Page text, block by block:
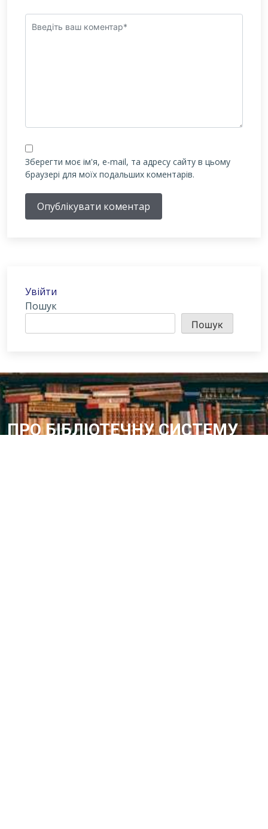
Зберегти моє ім'я, e-mail, та адресу сайту в цьому
браузері для моїх подальших коментарів.
Опублікувати коментар
Увійти
Пошук
Пошук
ПРО БІБЛІОТЕЧНУ СИСТЕМУ